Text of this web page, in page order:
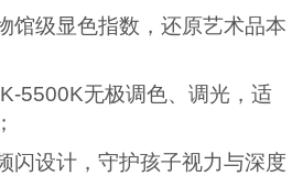
馆级显色指数，还原艺术品本
5500K无极调色、调光，适
闪设计，守护孩子视力与深度